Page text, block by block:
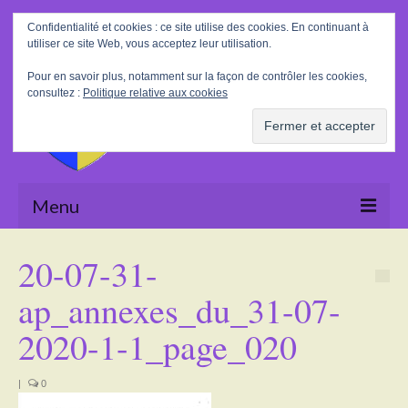
Rechercher
:
Menu
La Mairie
Le village
20-07-31-
ap_annexes_du_31-07-
2020-1-1_page_020
| 0
Confidentialité et cookies : ce site utilise des cookies. En continuant à
utiliser ce site Web, vous acceptez leur utilisation.
Pour en savoir plus, notamment sur la façon de contrôler les cookies,
consultez : Politique relative aux cookies